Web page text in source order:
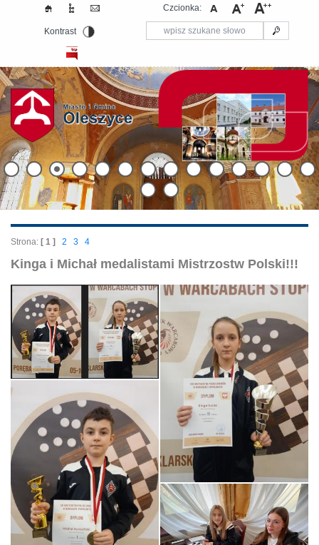
Czcionka:
Kontrast
Strona: [ 1 ] 2 3 4
Kinga i Michał medalistami Mistrzostw Polski!!!